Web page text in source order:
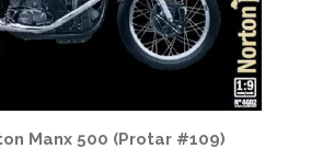
Manx 500 (Protar #109)